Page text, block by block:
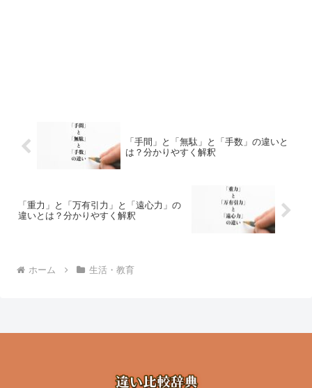
「手間」と「無駄」と「手数」の違いと
は？分かりやすく解釈
「重力」と「万有引力」と「遠心力」の
違いとは？分かりやすく解釈
ホーム 生活・教育